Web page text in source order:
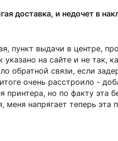
доставка, и недочет в
пункт выдачи в центре,
на сайте и не так,
обратной связи, если
очень расстроило -
принтера, но по факту эта
меня напрягает теперь эта